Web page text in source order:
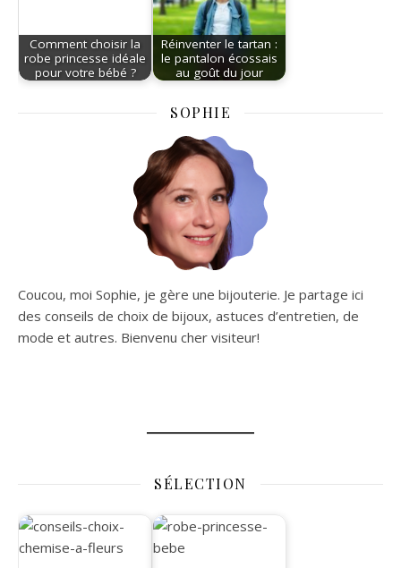
Comment choisir la
robe princesse idéale
pour votre bébé ?
Réinventer le tartan :
le pantalon écossais
au goût du jour
SOPHIE
Coucou, moi Sophie, je gère une bijouterie. Je partage ici
des conseils de choix de bijoux, astuces d’entretien, de
mode et autres. Bienvenu cher visiteur!
SÉLECTION